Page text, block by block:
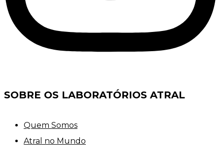
SOBRE OS LABORATÓRIOS ATRAL
Quem Somos
Atral no Mundo